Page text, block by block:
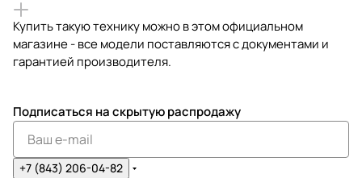
Купить такую технику можно в этом официальном
магазине - все модели поставляются с документами и
гарантией производителя.
Подписаться на скрытую распродажу
+7 (843) 206-04-82